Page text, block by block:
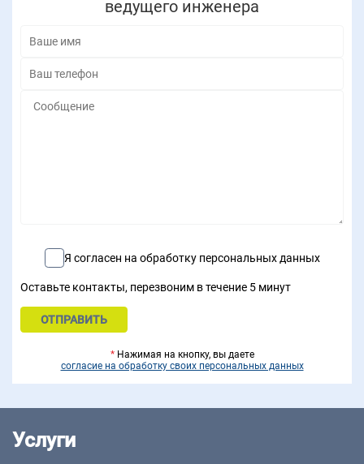
ведущего инженера
Я согласен на обработку персональных данных
Оставьте контакты, перезвоним в течение 5 минут
*Нажимая на кнопку, вы даете
согласие на обработку своих персональных данных
Услуги